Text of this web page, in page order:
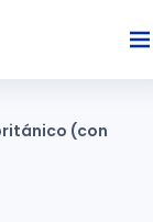
(con